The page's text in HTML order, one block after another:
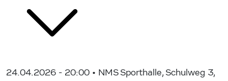
24.04.2026 - 20:00 • NMS Sporthalle, Schulweg 3,